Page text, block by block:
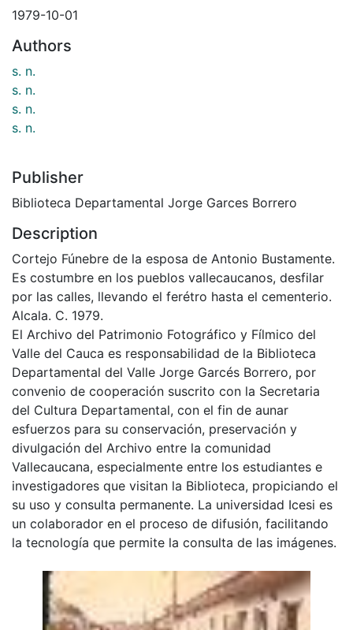
1979-10-01
Authors
s. n.
s. n.
s. n.
s. n.
Publisher
Biblioteca Departamental Jorge Garces Borrero
Description
Cortejo Fúnebre de la esposa de Antonio Bustamente.
Es costumbre en los pueblos vallecaucanos, desfilar
por las calles, llevando el ferétro hasta el cementerio.
Alcala. C. 1979.
El Archivo del Patrimonio Fotográfico y Fílmico del
Valle del Cauca es responsabilidad de la Biblioteca
Departamental del Valle Jorge Garcés Borrero, por
convenio de cooperación suscrito con la Secretaria
del Cultura Departamental, con el fin de aunar
esfuerzos para su conservación, preservación y
divulgación del Archivo entre la comunidad
Vallecaucana, especialmente entre los estudiantes e
investigadores que visitan la Biblioteca, propiciando el
su uso y consulta permanente. La universidad Icesi es
un colaborador en el proceso de difusión, facilitando
la tecnología que permite la consulta de las imágenes.